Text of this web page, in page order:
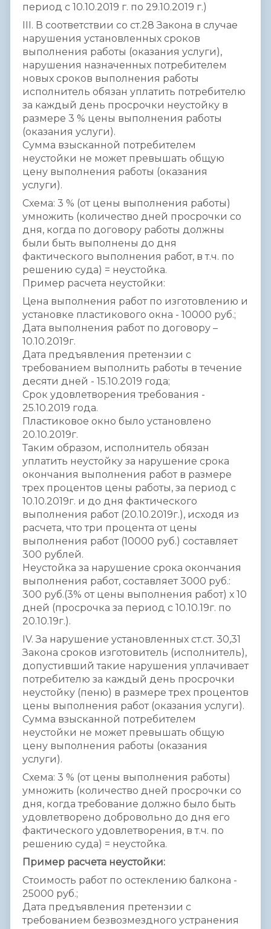
период с 10.10.2019 г. по 29.10.2019 г.)
III. В соответствии со ст.28 Закона в случае
нарушения установленных сроков
выполнения работы (оказания услуги),
нарушения назначенных потребителем
новых сроков выполнения работы
исполнитель обязан уплатить потребителю
за каждый день просрочки неустойку в
размере 3 % цены выполнения работы
(оказания услуги).
Сумма взысканной потребителем
неустойки не может превышать общую
цену выполнения работы (оказания
услуги).
Схема: 3 % (от цены выполнения работы)
умножить (количество дней просрочки со
дня, когда по договору работы должны
были быть выполнены до дня
фактического выполнения работ, в т.ч. по
решению суда) = неустойка.
Пример расчета неустойки:
Цена выполнения работ по изготовлению и
установке пластикового окна - 10000 руб.;
Дата выполнения работ по договору –
10.10.2019г.
Дата предъявления претензии с
требованием выполнить работы в течение
десяти дней - 15.10.2019 года;
Срок удовлетворения требования -
25.10.2019 года.
Пластиковое окно было установлено
20.10.2019г.
Таким образом, исполнитель обязан
уплатить неустойку за нарушение срока
окончания выполнения работ в размере
трех процентов цены работы, за период с
10.10.2019г. и до дня фактического
выполнения работ (20.10.2019г.), исходя из
расчета, что три процента от цены
выполнения работ (10000 руб.) составляет
300 рублей.
Неустойка за нарушение срока окончания
выполнения работ, составляет 3000 руб.:
300 руб.(3% от цены выполнения работ) х 10
дней (просрочка за период с 10.10.19г. по
20.10.19г.).
IV. За нарушение установленных ст.ст. 30,31
Закона сроков изготовитель (исполнитель),
допустивший такие нарушения уплачивает
потребителю за каждый день просрочки
неустойку (пеню) в размере трех процентов
цены выполнения работ (оказания услуги).
Сумма взысканной потребителем
неустойки не может превышать общую
цену выполнения работы (оказания
услуги).
Схема: 3 % (от цены выполнения работы)
умножить (количество дней просрочки со
дня, когда требование должно было быть
удовлетворено добровольно до дня его
фактического удовлетворения, в т.ч. по
решению суда) = неустойка.
Пример расчета неустойки:
Стоимость работ по остеклению балкона -
25000 руб.;
Дата предъявления претензии с
требованием безвозмездного устранения